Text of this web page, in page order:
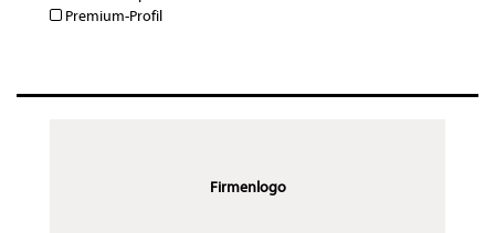
Premium-Profil
Firmenlogo